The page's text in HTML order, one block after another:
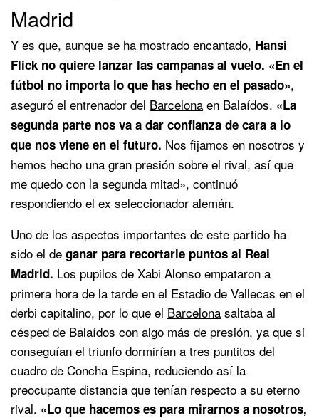
Madrid
Y es que, aunque se ha mostrado encantado, Hansi
Flick no quiere lanzar las campanas al vuelo. «En el
fútbol no importa lo que has hecho en el pasado»,
aseguró el entrenador del Barcelona en Balaídos. «La
segunda parte nos va a dar confianza de cara a lo
que nos viene en el futuro. Nos fijamos en nosotros y
hemos hecho una gran presión sobre el rival, así que
me quedo con la segunda mitad», continuó
respondiendo el ex seleccionador alemán.
Uno de los aspectos importantes de este partido ha
sido el de ganar para recortarle puntos al Real
Madrid. Los pupilos de Xabi Alonso empataron a
primera hora de la tarde en el Estadio de Vallecas en el
derbi capitalino, por lo que el Barcelona saltaba al
césped de Balaídos con algo más de presión, ya que si
conseguían el triunfo dormirían a tres puntitos del
cuadro de Concha Espina, reduciendo así la
preocupante distancia que tenían respecto a su eterno
rival. «Lo que hacemos es para mirarnos a nosotros,